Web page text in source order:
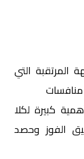
المرتقبة التي
كبيرة لكلا
الفوز وحصد